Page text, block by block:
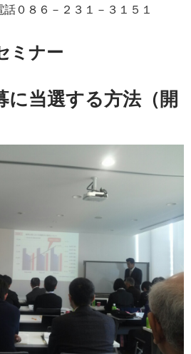
０８６－２３１－３１５１
ミナー
に当選する方法（開